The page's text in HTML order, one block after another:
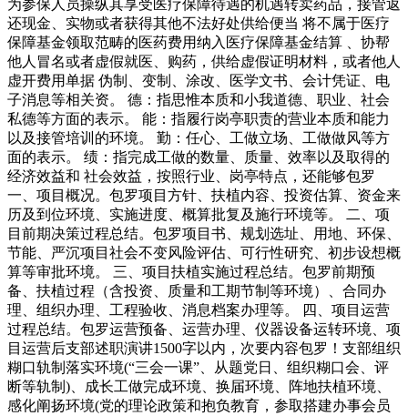
为参保人员操纵其享受医疗保障待遇的机遇转卖药品，接管返
还现金、实物或者获得其他不法好处供给便当 将不属于医疗
保障基金领取范畴的医药费用纳入医疗保障基金结算 、协帮
他人冒名或者虚假就医、购药，供给虚假证明材料，或者他人
虚开费用单据 伪制、变制、涂改、医学文书、会计凭证、电
子消息等相关资。 德：指思惟本质和小我道德、职业、社会
私德等方面的表示。 能：指履行岗亭职责的营业本质和能力
以及接管培训的环境。 勤：任心、工做立场、工做做风等方
面的表示。 绩：指完成工做的数量、质量、效率以及取得的
经济效益和 社会效益，按照行业、岗亭特点，还能够包罗
一、项目概况。包罗项目方针、扶植内容、投资估算、资金来
历及到位环境、实施进度、概算批复及施行环境等。 二、项
目前期决策过程总结。包罗项目书、规划选址、用地、环保、
节能、严沉项目社会不变风险评估、可行性研究、初步设想概
算等审批环境。 三、项目扶植实施过程总结。包罗前期预
备、扶植过程（含投资、质量和工期节制等环境）、合同办
理、组织办理、工程验收、消息档案办理等。 四、项目运营
过程总结。包罗运营预备、运营办理、仪器设备运转环境、项
目运营后支部述职演讲1500字以内，次要内容包罗！支部组织
糊口轨制落实环境(“三会一课”、从题党日、组织糊口会、评
断等轨制)、成长工做完成环境、换届环境、阵地扶植环境、
感化阐扬环境(党的理论政策和抱负教育，参取搭建办事会员